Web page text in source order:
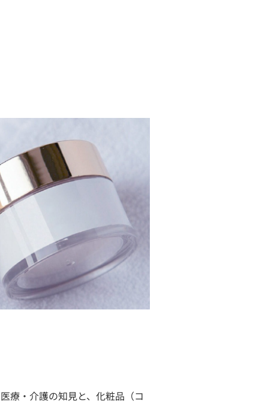
療・介護の知見と、化粧品（コ